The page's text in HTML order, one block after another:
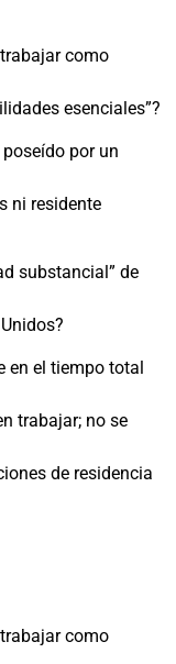
como
esenciales”?
por un
ni residente
substancial” de
en el tiempo total
trabajar; no se
de residencia
como